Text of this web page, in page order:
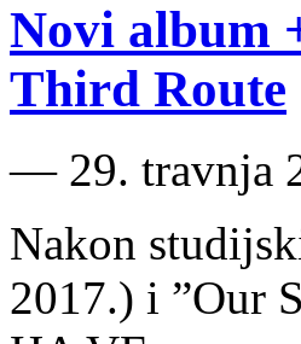
Novi album
Third Route
― 29. travnja
Nakon
2017.) i ”Our